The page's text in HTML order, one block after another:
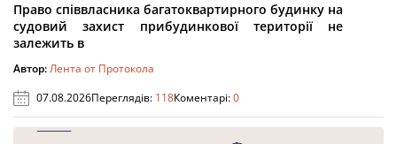
Право співвласника багатоквартирного будинку на
судовий захист прибудинкової території не
залежить в
Автор:Лента от Протокола
07.08.2026Переглядів: 118Коментарі:0